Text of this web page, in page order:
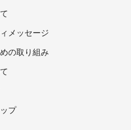
メッセージ
の取り組み
プ